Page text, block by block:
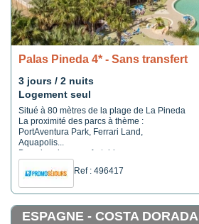
Palas Pineda 4* - Sans transfert
3 jours / 2 nuits
Logement seul
Situé à 80 mètres de la plage de La Pineda
La proximité des parcs à thème :
PortAventura Park, Ferrari Land,
Aquapolis...
Des chambres confortables
Ref : 496417
ESPAGNE - COSTA DORADA